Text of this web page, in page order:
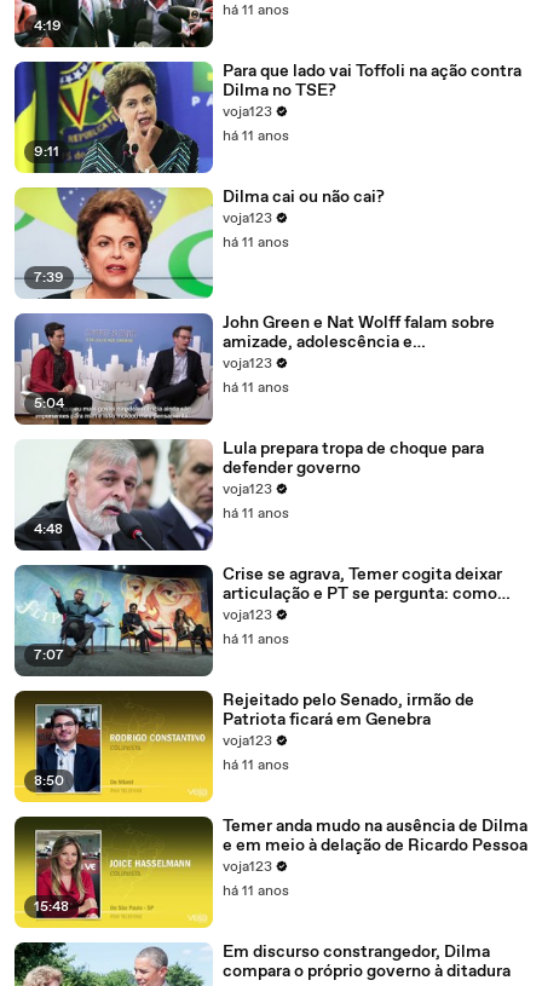
4:19
há 11 anos
9:11
Para que lado vai Toffoli na ação contra
Dilma no TSE?
voja123
há 11 anos
7:39
Dilma cai ou não cai?
voja123
há 11 anos
5:04
John Green e Nat Wolff falam sobre
amizade, adolescência e
amadurecimento
voja123
há 11 anos
4:48
Lula prepara tropa de choque para
defender governo
voja123
há 11 anos
7:07
Crise se agrava, Temer cogita deixar
articulação e PT se pergunta: como
recompor o governo?
voja123
há 11 anos
8:50
Rejeitado pelo Senado, irmão de
Patriota ficará em Genebra
voja123
há 11 anos
15:48
Temer anda mudo na ausência de Dilma
e em meio à delação de Ricardo Pessoa
voja123
há 11 anos
Em discurso constrangedor, Dilma
compara o próprio governo à ditadura